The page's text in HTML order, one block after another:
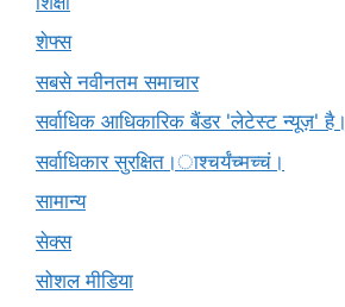
शेफ्स
सबसे नवीनतम समाचार
सर्वाधिक आधिकारिक बैंडर 'लेटेस्ट न्यूज़' है।
सर्वाधिकार सुरक्षित।ाश्चर्यंच्मच्चं।
सामान्य
सेक्स
सोशल मीडिया